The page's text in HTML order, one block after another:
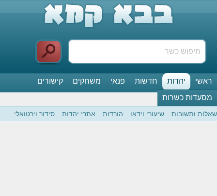
ראשי יהדות חדשות פנאי משחקים
קישורים
מסעדות כשרות
שאלות ותשובות שיעורי וידאו הורדות אתרי יהדות סידור וירטואלי